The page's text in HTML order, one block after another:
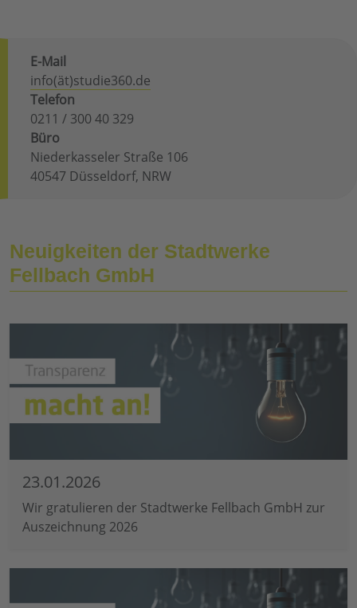
E-Mail
info(ät)studie360.de
Telefon
0211 / 300 40 329
Büro
Niederkasseler Straße 106
40547 Düsseldorf, NRW
Neuigkeiten der Stadtwerke
Fellbach GmbH
23.01.2026
Wir gratulieren der Stadtwerke Fellbach GmbH zur
Auszeichnung 2026